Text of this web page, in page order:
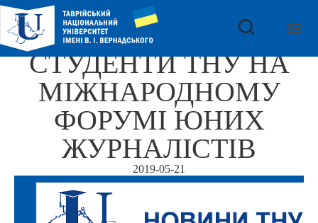
СТУДЕНТИ ТНУ НА
МІЖНАРОДНОМУ
ФОРУМІ ЮНИХ
ЖУРНАЛІСТІВ
2019-05-21